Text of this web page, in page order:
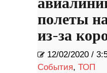
полеты
из-за
12/02/2020 /
События, ТОП